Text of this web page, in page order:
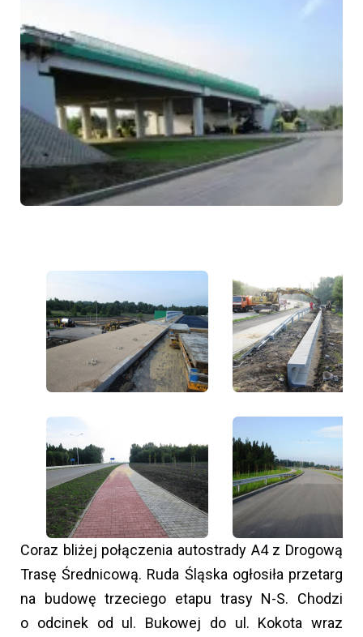
Coraz bliżej połączenia autostrady A4 z Drogową
Trasę Średnicową. Ruda Śląska ogłosiła przetarg
na budowę trzeciego etapu trasy N-S. Chodzi
o odcinek od ul. Bukowej do ul. Kokota wraz